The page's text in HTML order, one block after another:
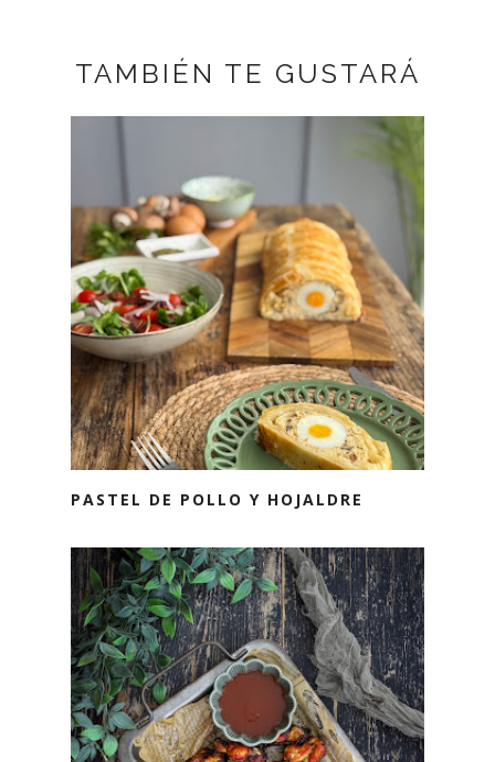
TAMBIÉN TE GUSTARÁ
PASTEL DE POLLO Y HOJALDRE